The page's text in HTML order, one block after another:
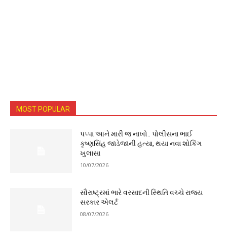
MOST POPULAR
પપ્પા આને મારી જ નાખો.. પોલીસના ભાઈ
કૃષ્ણસિંહ જાડેજાની હત્યા, થયા નવા શોકિંગ
ખુલાસા
10/07/2026
સૌરાષ્ટ્રમાં ભારે વરસાદની સ્થિતિ વચ્ચે રાજ્ય
સરકાર એલર્ટ
08/07/2026